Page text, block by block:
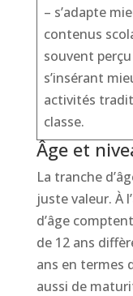
– s’adapte
contenus
souvent
s’insérant
activités
classe.
Âge et
La tranche
juste valeur. À
d’âge
de 12 ans
ans en termes
aussi de